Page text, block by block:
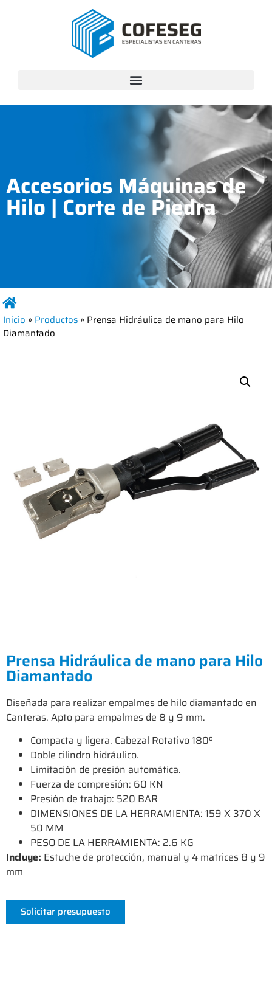
Accesorios Máquinas de
Hilo | Corte de Piedra
Inicio » Productos » Prensa Hidráulica de mano para Hilo
Diamantado
Prensa Hidráulica de mano para Hilo
Diamantado
Diseñada para realizar empalmes de hilo diamantado en
Canteras. Apto para empalmes de 8 y 9 mm.
Compacta y ligera. Cabezal Rotativo 180º
Doble cilindro hidráulico.
Limitación de presión automática.
Fuerza de compresión: 60 KN
Presión de trabajo: 520 BAR
DIMENSIONES DE LA HERRAMIENTA: 159 X 370 X
50 MM
PESO DE LA HERRAMIENTA: 2.6 KG
Incluye: Estuche de protección, manual y 4 matrices 8 y 9
mm
Solicitar presupuesto